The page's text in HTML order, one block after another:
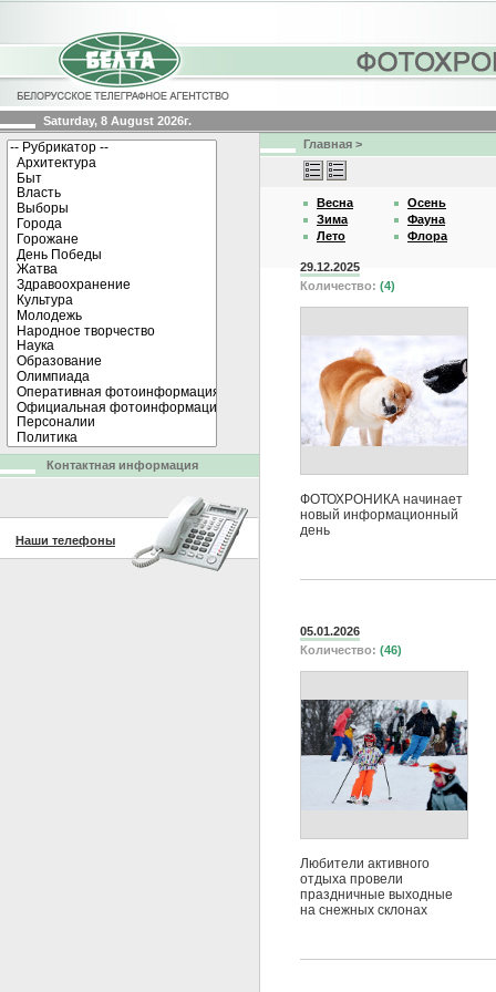
Saturday, 8 August 2026г.
Главная >
Весна
Зима
Лето
Осень
Фауна
Флора
29.12.2025
Количество: (4)
ФОТОХРОНИКА начинает
новый информационный
день
05.01.2026
Количество: (46)
Любители активного
отдыха провели
праздничные выходные
на снежных склонах
Контактная информация
Наши телефоны